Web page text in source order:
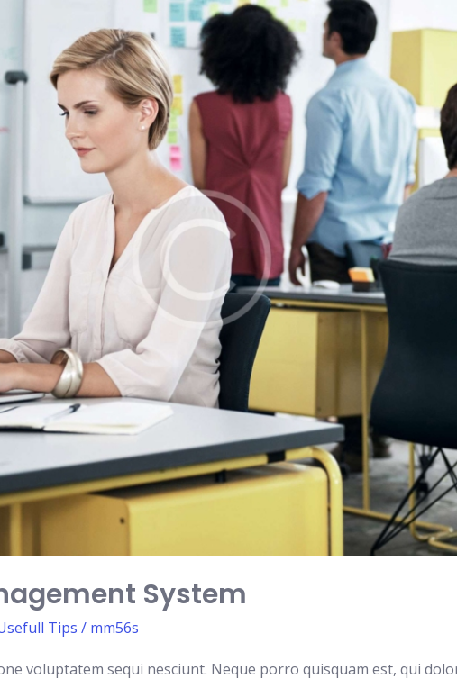
System
Tips / mm56s
voluptatem sequi nesciunt. Neque porro quisquam est, qui